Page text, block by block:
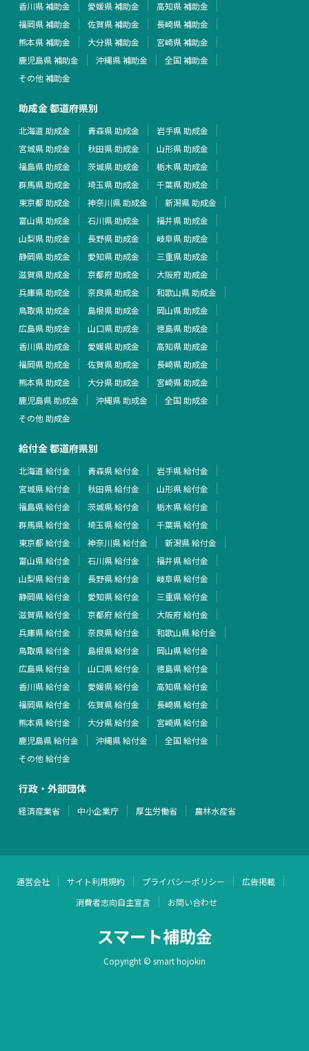
香川県 補助金
愛媛県 補助金
高知県 補助金
福岡県 補助金
佐賀県 補助金
長崎県 補助金
熊本県 補助金
大分県 補助金
宮崎県 補助金
鹿児島県 補助金
沖縄県 補助金
全国 補助金
その他 補助金
助成金 都道府県別
北海道 助成金 青森県 助成金
岩手県 助成金
宮城県 助成金
秋田県 助成金
山形県 助成金
福島県 助成金
茨城県 助成金
栃木県 助成金
群馬県 助成金
埼玉県 助成金
千葉県 助成金
東京都 助成金
神奈川県 助成金
新潟県 助成金
富山県 助成金
石川県 助成金
福井県 助成金
山梨県 助成金
長野県 助成金
岐阜県 助成金
静岡県 助成金
愛知県 助成金
三重県 助成金
滋賀県 助成金
京都府 助成金
大阪府 助成金
兵庫県 助成金
奈良県 助成金
和歌山県 助成金
鳥取県 助成金
島根県 助成金
岡山県 助成金
広島県 助成金
山口県 助成金
徳島県 助成金
香川県 助成金
愛媛県 助成金
高知県 助成金
福岡県 助成金
佐賀県 助成金
長崎県 助成金
熊本県 助成金
大分県 助成金
宮崎県 助成金
鹿児島県 助成金
沖縄県 助成金
全国 助成金
その他 助成金
給付金 都道府県別
北海道 給付金 青森県 給付金
岩手県 給付金
宮城県 給付金
秋田県 給付金
山形県 給付金
福島県 給付金
茨城県 給付金
栃木県 給付金
群馬県 給付金
埼玉県 給付金
千葉県 給付金
東京都 給付金
神奈川県 給付金
新潟県 給付金
富山県 給付金
石川県 給付金
福井県 給付金
山梨県 給付金
長野県 給付金
岐阜県 給付金
静岡県 給付金
愛知県 給付金
三重県 給付金
滋賀県 給付金
京都府 給付金
大阪府 給付金
兵庫県 給付金
奈良県 給付金
和歌山県 給付金
鳥取県 給付金
島根県 給付金
岡山県 給付金
広島県 給付金
山口県 給付金
徳島県 給付金
香川県 給付金
愛媛県 給付金
高知県 給付金
福岡県 給付金
佐賀県 給付金
長崎県 給付金
熊本県 給付金
大分県 給付金
宮崎県 給付金
鹿児島県 給付金
沖縄県 給付金
全国 給付金
その他 給付金
行政・外部団体
経済産業省 中小企業庁 厚生労働省 農林水産省
運営会社 サイト利用規約 プライバシーポリシー
広告掲載
消費者志向自主宣言
お問い合わせ
スマート補助金
Copyright © smart hojokin